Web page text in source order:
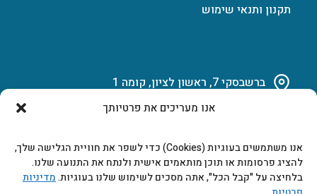
אנו מעריכים את פרטיותך
אנו משתמשים בעוגיות (Cookies) כדי לשפר את חוויית הגלישה שלך,
להציג פרסומות או תוכן מותאמים אישית ולנתח את התנועה שלנו.
בלחיצה על "קבל הכל", אתה מסכים לשימוש שלנו בעוגיות.מדיניות
תקנון ותנאי שימוש
ברשבסקי 7, ראשון לציון, קומה 1
marketing@b-tech.co.il